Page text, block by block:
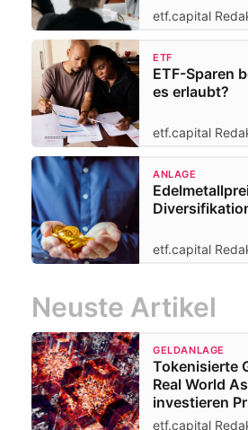
etf.capital
ETF
ETF-Sparen
es erlaubt?
etf.capital
ANLAGE
etf.capital
Neuste Artikel
GELDANLAGE
Tokenisierte
Real World
investieren
etf.capital